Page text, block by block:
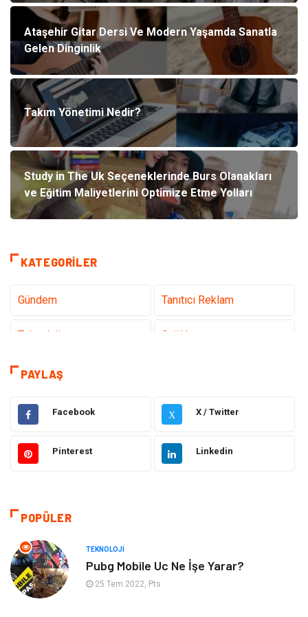
Ataşehir Gitar Dersi Ve Modern Yaşamda Sanatla
Gelen Dinginlik
Takım Yönetimi Nedir?
Study in The Uk Seçeneklerinde Burs Olanakları
ve Eğitim Maliyetlerini Optimize Etme Yolları
KATEGORILER
Gündem Tanıtıcı Reklam
Teknoloji Sağlık
Dekorasyon
Eğitim Hukuk
Ulaşım ve Taşımacılık Yapı İnşaat
Tekstil
Bilgisayar ve Yazılım
Alışveriş
PAYLAŞ
Facebook X X / Twitter
Pinterest Linkedin
POPÜLER
TEKNOLOJI
Pubg Mobile Uc Ne İşe Yarar?
25 Tem 2022, Pts